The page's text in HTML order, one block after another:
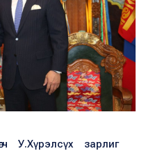
У.Хүрэлсүх зарлиг